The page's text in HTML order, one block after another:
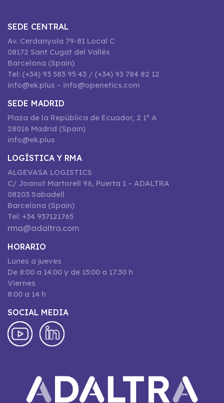
SEDE CENTRAL
Av. Cerdanyola 79-81 Local C
08172 Sant Cugat del Vallès
Barcelona (Spain)
Tel: (+34) 93 583 95 43 / (+34) 93 784 82 12
info@ek.plus – info@openetics.com
SEDE MADRID
Plaza de la República de Ecuador, 2 1º A
28016 Madrid (Spain)
info@ek.plus
LOGÍSTICA Y RMA
ALGEVASA LOGISTICS
C/ Joanot Martorell 96, Puerta 1 – ADALTRA
08203 Sabadell
Barcelona (Spain)
Tel: +34 937121765
rma@adaltra.com
HORARIO
Lunes a jueves
De 8:00 a 14:00 y de 15:00 a 17:30 h
Viernes
8:00 a 14 h
SOCIAL MEDIA